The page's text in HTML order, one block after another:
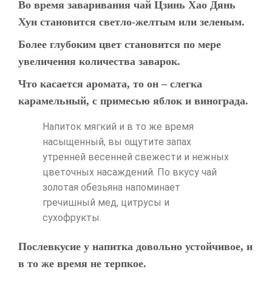
Во время заваривания чай Цзинь Хао Дянь
Хун становится светло-желтым или зеленым.
Более глубоким цвет становится по мере
увеличения количества заварок.
Что касается аромата, то он – слегка
карамельный, с примесью яблок и винограда.
Напиток мягкий и в то же время
насыщенный, вы ощутите запах
утренней весенней свежести и нежных
цветочных насаждений. По вкусу чай
золотая обезьяна напоминает
гречишный мед, цитрусы и
сухофрукты.
Послевкусие у напитка довольно устойчивое, и
в то же время не терпкое.